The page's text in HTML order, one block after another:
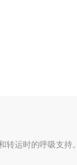
转运时的呼吸支持。